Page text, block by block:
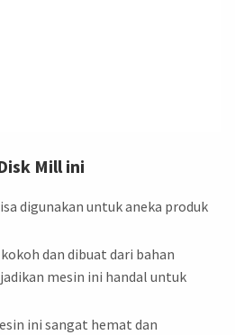
Mill ini
digunakan untuk aneka produk
dan dibuat dari bahan
mesin ini handal untuk
ini sangat hemat dan